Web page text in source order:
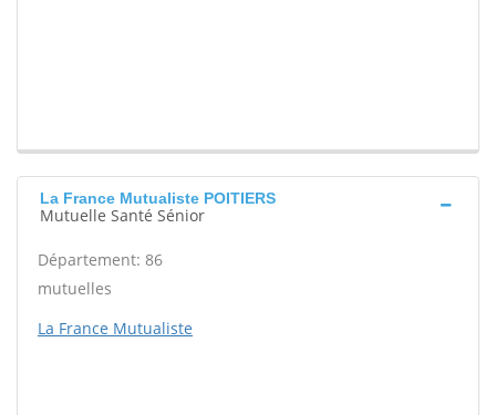
La France Mutualiste POITIERS
Mutuelle Santé Sénior
Département: 86
mutuelles
La France Mutualiste